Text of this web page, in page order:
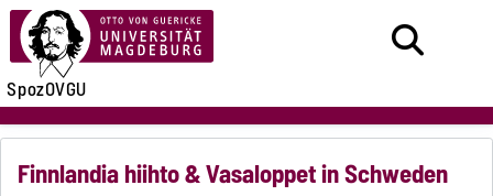
SpozOVGU
Finnlandia hiihto & Vasaloppet in Schweden